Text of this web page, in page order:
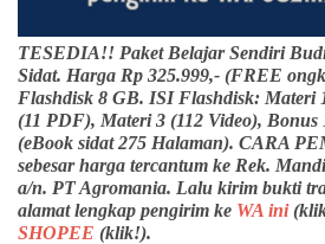
TESEDIA!! Paket Belajar Sendiri
Sidat. Harga Rp 325.999,- (FREE
Flashdisk 8 GB. ISI Flashdisk: Materi
(11 PDF), Materi 3 (112 Video), Bonus
(eBook sidat 275 Halaman). CARA
sebesar harga tercantum ke Rek.
a/n. PT Agromania. Lalu kirim bukti
alamat lengkap pengirim ke WA ini
SHOPEE (klik!).